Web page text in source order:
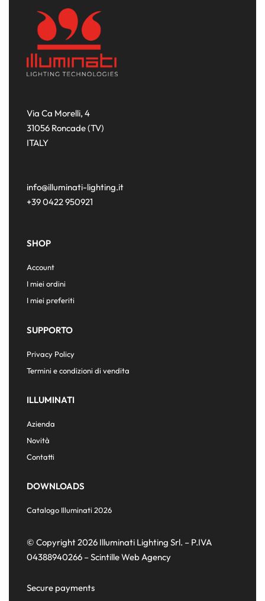
Via Ca Morelli, 4
31056 Roncade (TV)
ITALY
info@illuminati-lighting.it
+39 0422 950921
SHOP
Account
I miei ordini
I miei preferiti
SUPPORTO
Privacy Policy
Termini e condizioni di vendita
ILLUMINATI
Azienda
Novità
Contatti
DOWNLOADS
Catalogo Illuminati 2026
© Copyright 2026 Illuminati Lighting Srl. – P.IVA
04388940266 –Scintille Web Agency
Secure payments